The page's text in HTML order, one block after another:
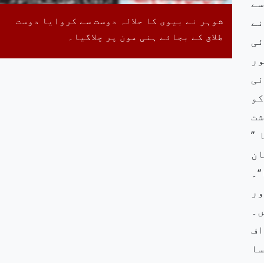
شوہر نے بیوی کا حلالہ دوست سے کروایا دوست
طلاق کے بجائے ہنی مون پر چلاگیا۔